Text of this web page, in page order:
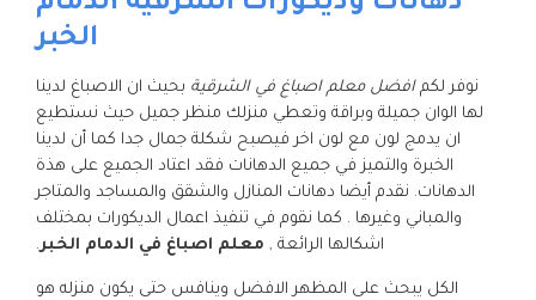
الخبر
نوفر لكم افضل معلم اصباغ في الشرقية بحيث ان الاصباغ لدينا
لها الوان جميلة وبراقة وتعطي منزلك منظر جميل حيث نستطيع
ان يدمج لون مع لون اخر فيصبح شكلة جمال جدا كما أن لدينا
الخبرة والتميز في جميع الدهانات فقد اعتاد الجميع على هذة
الدهانات. نقدم أيضا دهانات المنازل والشقق والمساجد والمتاجر
والمباني وغيرها . كما نقوم في تنفيذ اعمال الديكورات بمختلف
اشكالها الرائعة , معلم اصباغ في الدمام الخبر .
الكل يبحث على المظهر الافضل وينافس حتى يكون منزله هو